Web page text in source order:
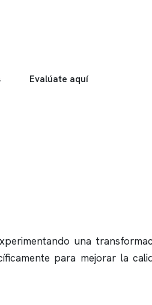
Evalúate aquí
una
para mejorar la